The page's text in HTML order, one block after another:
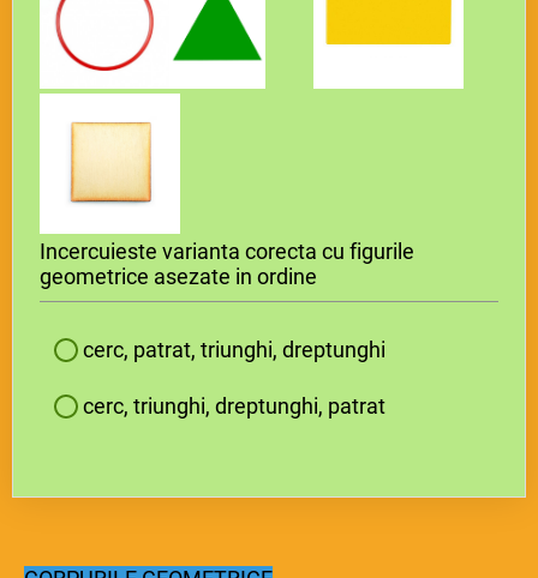
Incercuieste varianta corecta cu figurile
geometrice asezate in ordine
cerc, patrat, triunghi, dreptunghi
cerc, triunghi, dreptunghi, patrat